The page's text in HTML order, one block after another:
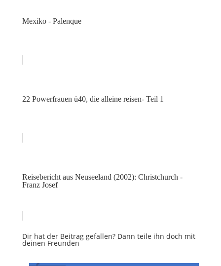
Mexiko - Palenque
22 Powerfrauen ü40, die alleine reisen- Teil 1
Reisebericht aus Neuseeland (2002): Christchurch -
Franz Josef
Dir hat der Beitrag gefallen? Dann teile ihn doch mit
deinen Freunden